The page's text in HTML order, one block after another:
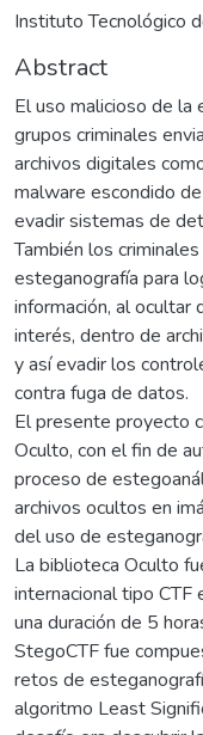
Instituto Tecnológico
Abstract
El uso malicioso de
grupos criminales
archivos digitales
malware escondido
evadir sistemas de
También los
esteganografía para
información, al ocultar
interés, dentro de
y así evadir los
contra fuga de datos.
El presente proyecto
Oculto, con el fin de
proceso de
archivos ocultos en
del uso de
La biblioteca Oculto
internacional tipo CTF
una duración de 5
StegoCTF fue
retos de
algoritmo Least